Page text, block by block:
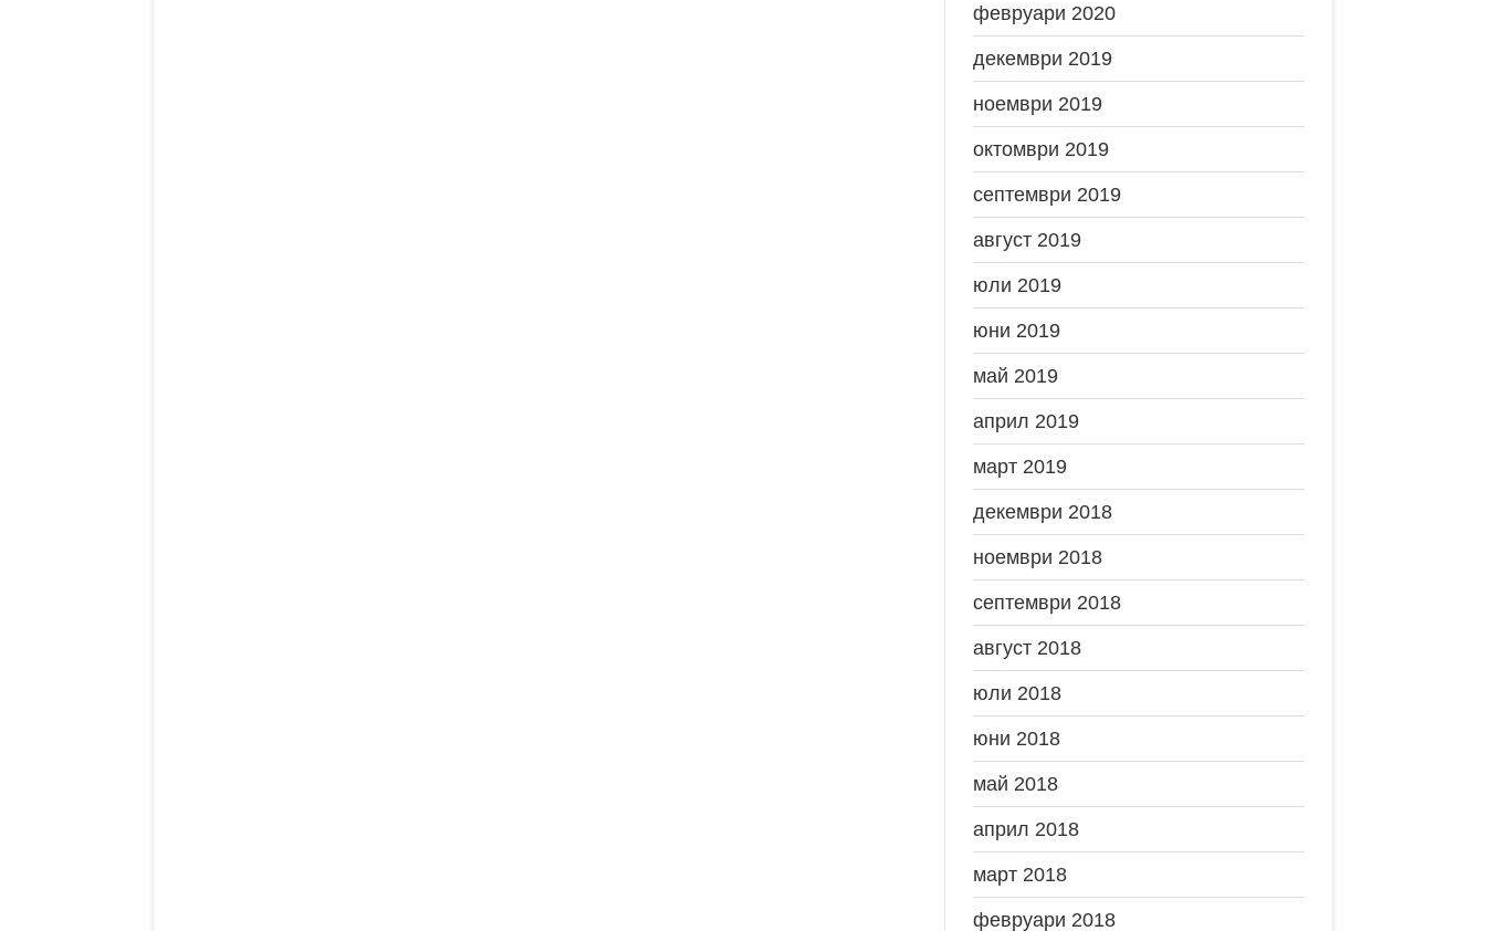
февруари 2020
декември 2019
ноември 2019
октомври 2019
септември 2019
август 2019
юли 2019
юни 2019
май 2019
април 2019
март 2019
декември 2018
ноември 2018
септември 2018
август 2018
юли 2018
юни 2018
май 2018
април 2018
март 2018
февруари 2018